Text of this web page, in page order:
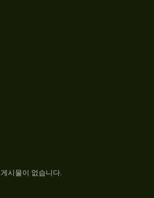
게시물이 없습니다.